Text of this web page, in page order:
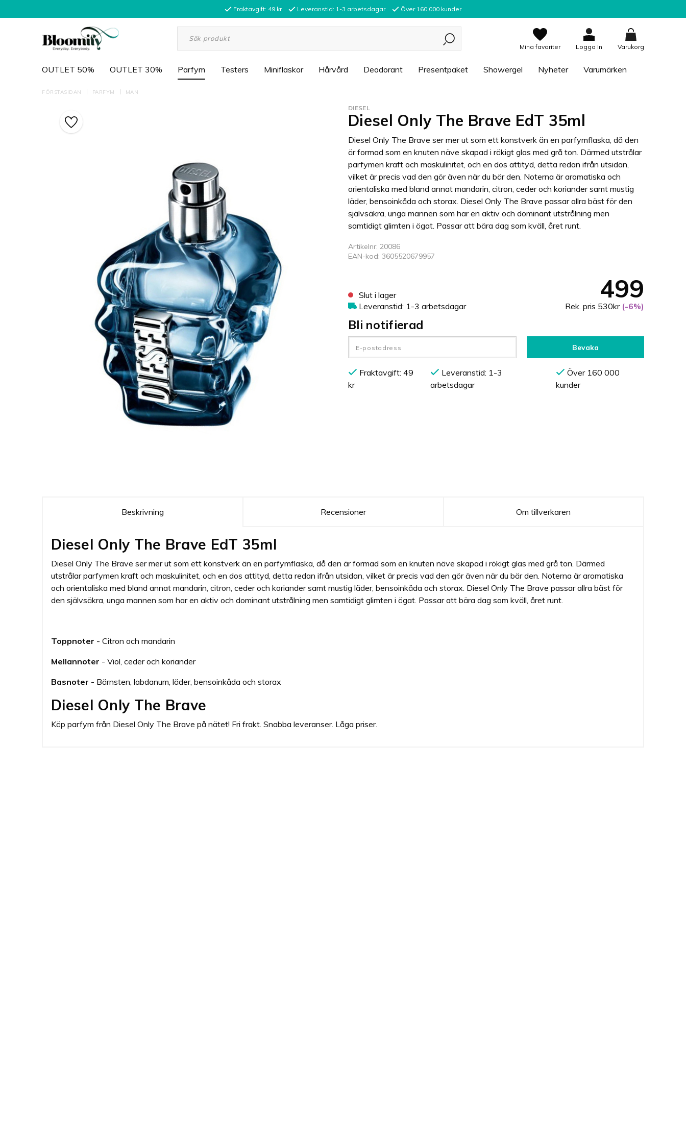
Fraktavgift: 49 kr Leveranstid: 1-3 arbetsdagar Över 160 000 kunder
Varukorg
Logga In
Mina favoriter
OUTLET 50% OUTLET 30% Parfym Testers Miniflaskor Hårvård Deodorant Presentpaket Showergel Nyheter Varumärken
FÖRSTASIDAN PARFYM MAN
DIESEL
Diesel Only The Brave EdT 35ml
Diesel Only The Brave ser mer ut som ett konstverk än en parfymflaska, då den
är formad som en knuten näve skapad i rökigt glas med grå ton. Därmed utstrålar
parfymen kraft och maskulinitet, och en dos attityd, detta redan ifrån utsidan,
vilket är precis vad den gör även när du bär den. Noterna är aromatiska och
orientaliska med bland annat mandarin, citron, ceder och koriander samt mustig
läder, bensoinkåda och storax. Diesel Only The Brave passar allra bäst för den
självsäkra, unga mannen som har en aktiv och dominant utstrålning men
samtidigt glimten i ögat. Passar att bära dag som kväll, året runt.
Artikelnr: 20086
EAN-kod: 3605520679957
Slut i lager
Leveranstid: 1-3 arbetsdagar
499
Rek. pris 530kr (-6%)
Bli notifierad
Bevaka
Fraktavgift: 49
kr
Leveranstid: 1-3
arbetsdagar
Över 160 000
kunder
Beskrivning Recensioner Om tillverkaren
Diesel Only The Brave EdT 35ml
Diesel Only The Brave ser mer ut som ett konstverk än en parfymflaska, då den är formad som en knuten näve skapad i rökigt glas med grå ton. Därmed
utstrålar parfymen kraft och maskulinitet, och en dos attityd, detta redan ifrån utsidan, vilket är precis vad den gör även när du bär den. Noterna är aromatiska
och orientaliska med bland annat mandarin, citron, ceder och koriander samt mustig läder, bensoinkåda och storax. Diesel Only The Brave passar allra bäst för
den självsäkra, unga mannen som har en aktiv och dominant utstrålning men samtidigt glimten i ögat. Passar att bära dag som kväll, året runt.
Toppnoter - Citron och mandarin
Mellannoter - Viol, ceder och koriander
Basnoter - Bärnsten, labdanum, läder, bensoinkåda och storax
Diesel Only The Brave
Köp parfym från Diesel Only The Brave på nätet! Fri frakt. Snabba leveranser. Låga priser.